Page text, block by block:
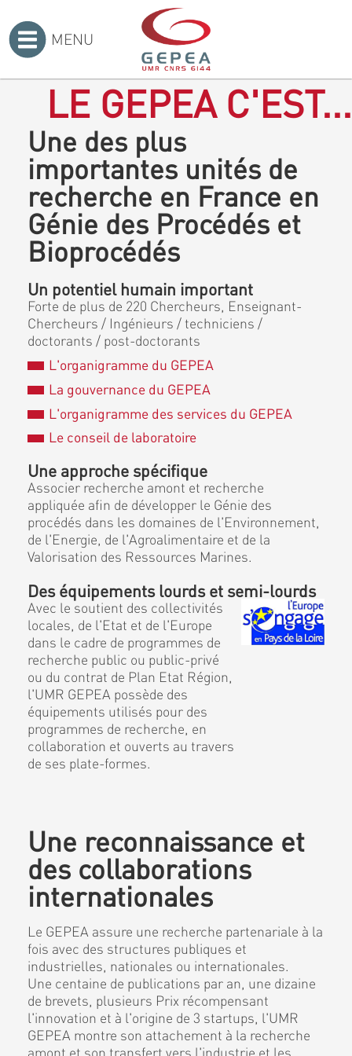
MENU
LE GEPEA C'EST...
Une des plus
importantes unités de
recherche en France en
Génie des Procédés et
Bioprocédés
Un potentiel humain important
Forte de plus de 220 Chercheurs, Enseignant-
Chercheurs / Ingénieurs / techniciens /
doctorants / post-doctorants
L'organigramme du GEPEA
La gouvernance du GEPEA
L'organigramme des services du GEPEA
Le conseil de laboratoire
Une approche spécifique
Associer recherche amont et recherche
appliquée afin de développer le Génie des
procédés dans les domaines de l'Environnement,
de l'Energie, de l'Agroalimentaire et de la
Valorisation des Ressources Marines.
Des équipements lourds et semi-lourds
Avec le soutient des collectivités
locales, de l'Etat et de l'Europe
dans le cadre de programmes de
recherche public ou public-privé
ou du contrat de Plan Etat Région,
l'UMR GEPEA possède des
équipements utilisés pour des
programmes de recherche, en
collaboration et ouverts au travers
de ses plate-formes.
Une reconnaissance et
des collaborations
internationales
Le GEPEA assure une recherche partenariale à la
fois avec des structures publiques et
industrielles, nationales ou internationales.
Une centaine de publications par an, une dizaine
de brevets, plusieurs Prix récompensant
l'innovation et à l'origine de 3 startups, l'UMR
GEPEA montre son attachement à la recherche
amont et son transfert vers l'industrie et les